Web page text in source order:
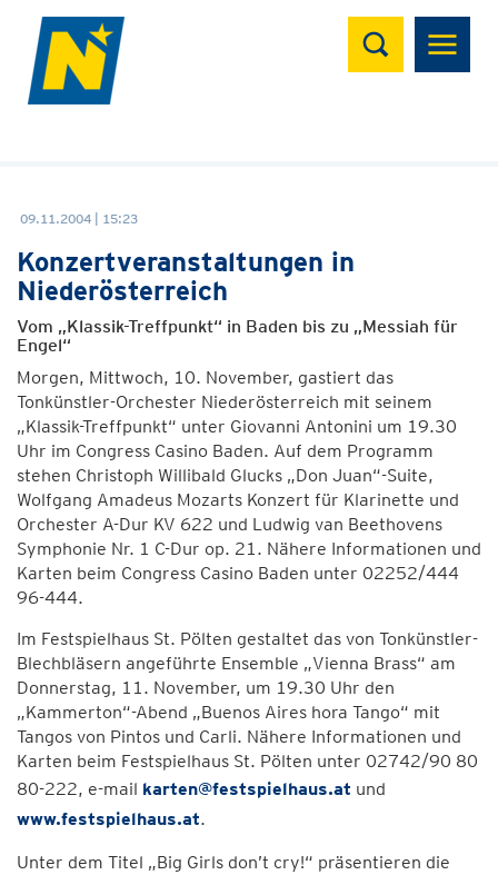
Suchen
09.11.2004 | 15:23
Konzertveranstaltungen in
Niederösterreich
Vom „Klassik-Treffpunkt“ in Baden bis zu „Messiah für
Engel“
Morgen, Mittwoch, 10. November, gastiert das
Tonkünstler-Orchester Niederösterreich mit seinem
„Klassik-Treffpunkt“ unter Giovanni Antonini um 19.30
Uhr im Congress Casino Baden. Auf dem Programm
stehen Christoph Willibald Glucks „Don Juan“-Suite,
Wolfgang Amadeus Mozarts Konzert für Klarinette und
Orchester A-Dur KV 622 und Ludwig van Beethovens
Symphonie Nr. 1 C-Dur op. 21. Nähere Informationen und
Karten beim Congress Casino Baden unter 02252/444
96-444.
Im Festspielhaus St. Pölten gestaltet das von Tonkünstler-
Blechbläsern angeführte Ensemble „Vienna Brass“ am
Donnerstag, 11. November, um 19.30 Uhr den
„Kammerton“-Abend „Buenos Aires hora Tango“ mit
Tangos von Pintos und Carli. Nähere Informationen und
Karten beim Festspielhaus St. Pölten unter 02742/90 80
80-222, e-mail karten@festspielhaus.at und
www.festspielhaus.at.
Unter dem Titel „Big Girls don’t cry!“ präsentieren die